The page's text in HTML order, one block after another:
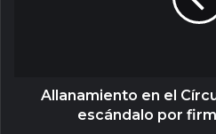
Allanamiento en el
escándalo por